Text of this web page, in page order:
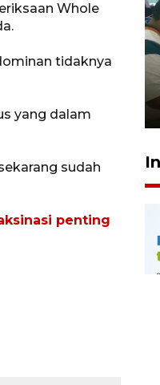
Whole
tidaknya
yang dalam
sudah
penting
di lembaga